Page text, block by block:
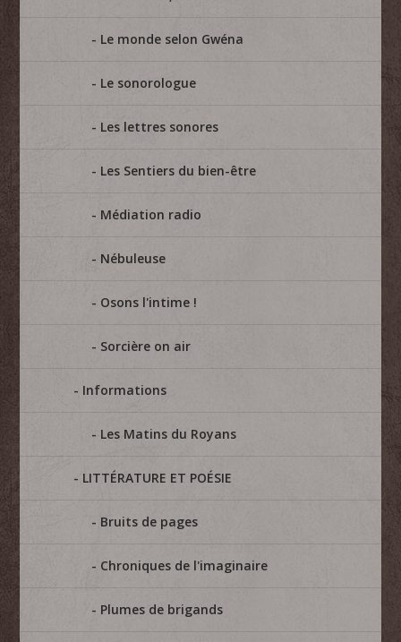
Le monde selon Gwéna
Le sonorologue
Les lettres sonores
Les Sentiers du bien-être
Médiation radio
Nébuleuse
Osons l'intime !
Sorcière on air
Informations
Les Matins du Royans
LITTÉRATURE ET POÉSIE
Bruits de pages
Chroniques de l'imaginaire
Plumes de brigands